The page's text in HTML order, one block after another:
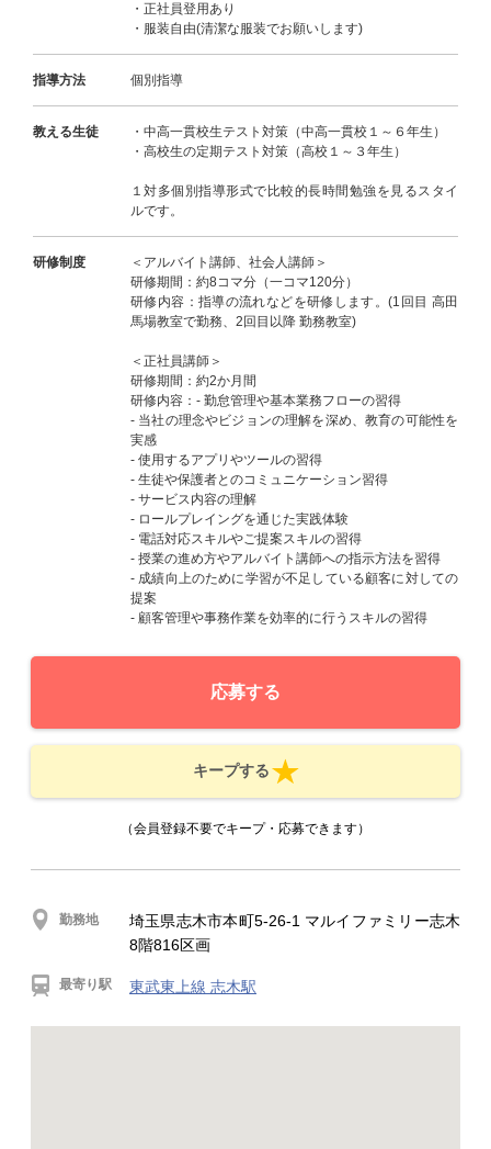
・正社員登用あり
・服装自由(清潔な服装でお願いします)
指導方法 個別指導
教える生徒
・中高一貫校生テスト対策（中高一貫校１～６年生）
・高校生の定期テスト対策（高校１～３年生）
１対多個別指導形式で比較的長時間勉強を見るスタイ
ルです。
研修制度
＜アルバイト講師、社会人講師＞
研修期間：約8コマ分（一コマ120分）
研修内容：指導の流れなどを研修します。(1回目 高田
馬場教室で勤務、2回目以降 勤務教室)
＜正社員講師＞
研修期間：約2か月間
研修内容：- 勤怠管理や基本業務フローの習得
- 当社の理念やビジョンの理解を深め、教育の可能性を
実感
- 使用するアプリやツールの習得
- 生徒や保護者とのコミュニケーション習得
- サービス内容の理解
- ロールプレイングを通じた実践体験
- 電話対応スキルやご提案スキルの習得
- 授業の進め方やアルバイト講師への指示方法を習得
- 成績向上のために学習が不足している顧客に対しての
提案
- 顧客管理や事務作業を効率的に行うスキルの習得
応募する
キープする
（会員登録不要でキープ・応募できます）
勤務地
埼玉県志木市本町5-26-1 マルイファミリー志木
8階816区画
最寄り駅 東武東上線 志木駅